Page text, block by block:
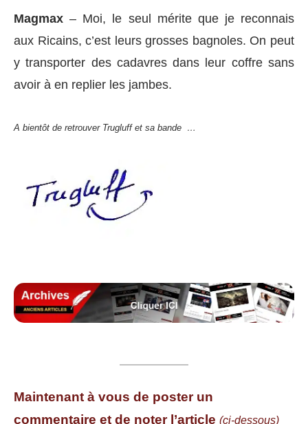
Magmax– Moi, le seul mérite que je reconnais
aux Ricains, c’est leurs grosses bagnoles. On peut
y transporter des cadavres dans leur coffre sans
avoir à en replier les jambes.
A bientôt de retrouver Trugluff et sa bande …
Maintenant à vous de poster un
commentaire et de noter l’article (ci-dessous)